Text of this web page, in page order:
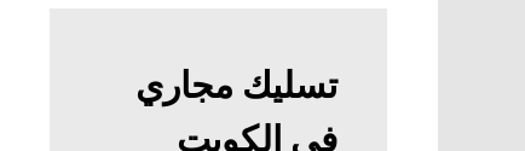
تسليك مجاري
في الكويت